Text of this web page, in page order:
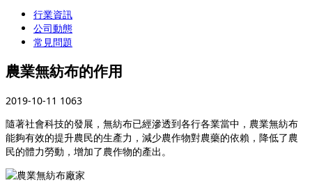
行業資訊
公司動態
常見問題
農業無紡布的作用
2019-10-11 1063
隨著社會科技的發展，無紡布已經滲透到各行各業當中，農業無紡布
能夠有效的提升農民的生產力，減少農作物對農藥的依賴，降低了農
民的體力勞動，增加了農作物的產出。